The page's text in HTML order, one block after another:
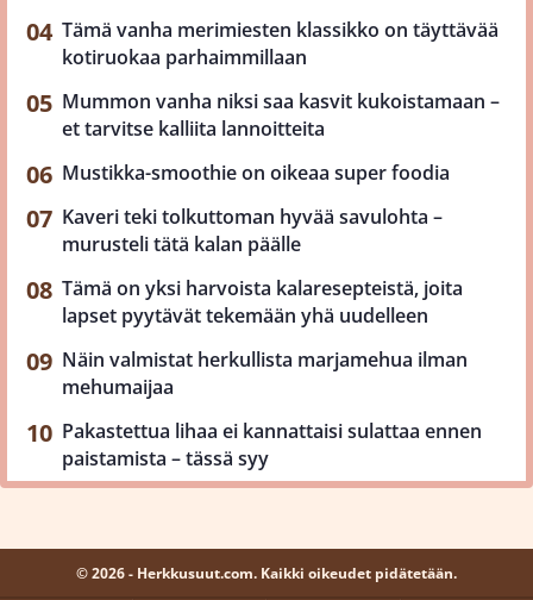
Tämä vanha merimiesten klassikko on täyttävää
kotiruokaa parhaimmillaan
Mummon vanha niksi saa kasvit kukoistamaan –
et tarvitse kalliita lannoitteita
Mustikka-smoothie on oikeaa super foodia
Kaveri teki tolkuttoman hyvää savulohta –
murusteli tätä kalan päälle
Tämä on yksi harvoista kalaresepteistä, joita
lapset pyytävät tekemään yhä uudelleen
Näin valmistat herkullista marjamehua ilman
mehumaijaa
Pakastettua lihaa ei kannattaisi sulattaa ennen
paistamista – tässä syy
© 2026 - Herkkusuut.com. Kaikki oikeudet pidätetään.